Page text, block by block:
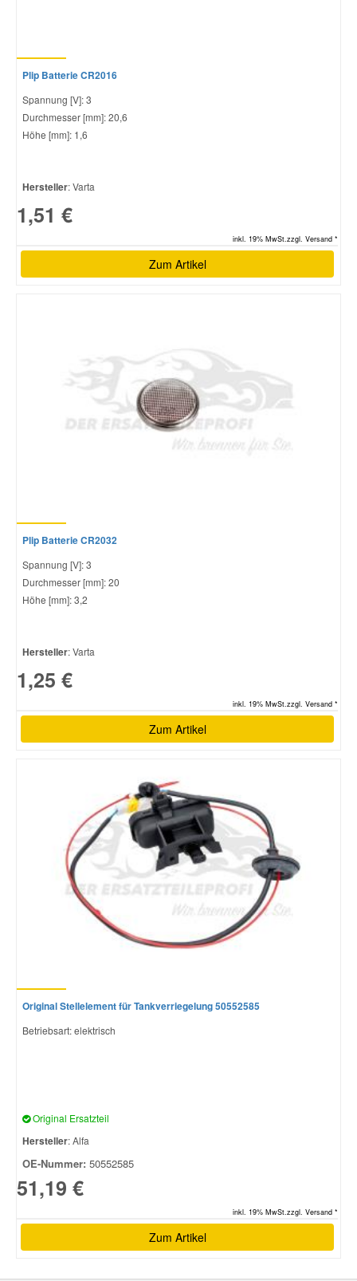
Plip Batterie CR2016
Spannung [V]: 3
Durchmesser [mm]: 20,6
Höhe [mm]: 1,6
Hersteller: Varta
1,51 €
inkl. 19% MwSt.zzgl. Versand *
Zum Artikel
Plip Batterie CR2032
Spannung [V]: 3
Durchmesser [mm]: 20
Höhe [mm]: 3,2
Hersteller: Varta
1,25 €
inkl. 19% MwSt.zzgl. Versand *
Zum Artikel
Original Stellelement für Tankverriegelung 50552585
Betriebsart: elektrisch
Original Ersatzteil
Hersteller: Alfa
OE-Nummer: 50552585
51,19 €
inkl. 19% MwSt.zzgl. Versand *
Zum Artikel